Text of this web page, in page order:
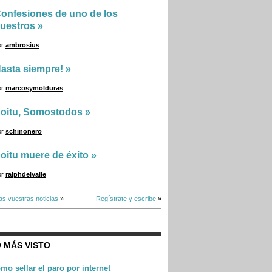
de uno de los
»
ambrosius
siempre! »
marcosymolduras
Somostodos »
schinonero
muere de éxito »
ralphdelvalle
vuestras noticias » Regístrate y escribe »
MÁS VISTO
sellar el paro por internet